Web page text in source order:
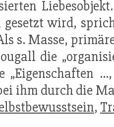
gesetzt wird,
s. Masse,
die
„Eigenschaften
ihm durch die
,